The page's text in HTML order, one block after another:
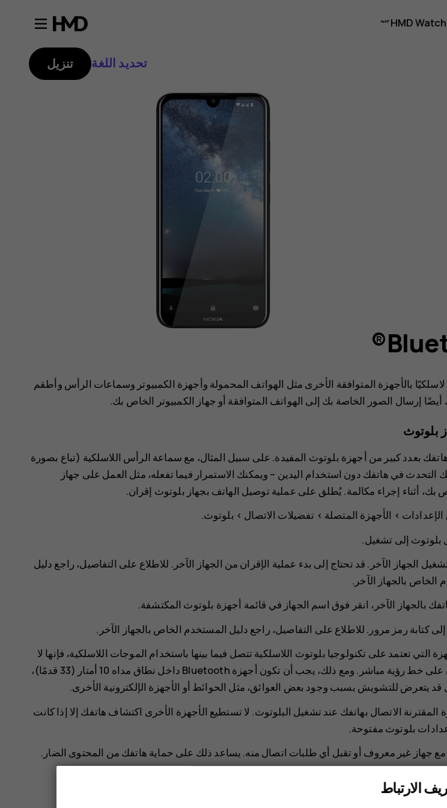
HMD Watch
تحديد اللغة تنزيل
بالأجهزة المتوافقة الأخرى مثل الهواتف المحمولة وأجهزة الكمبيوتر وسماعات الرأس وأطقم
أيضًا إرسال الصور الخاصة بك إلى الهواتف المتوافقة أو جهاز الكمبيوتر الخاص بك.
بلوتوث
بعدد كبير من أجهزة بلوتوث المفيدة. على سبيل المثال، مع سماعة الرأس اللاسلكية (تباع بصورة
التحدث في هاتفك دون استخدام اليدين – ويمكنك الاستمرار فيما تفعله، مثل العمل على جهاز
بك، أثناء إجراء مكالمة. يُطلق على عملية توصيل الهاتف بجهاز بلوتوث إقران.
الإعدادات > الأجهزة المتصلة > تفضيلات الاتصال > بلوتوث.
بلوتوث إلى تشغيل.
الجهاز الآخر. قد تحتاج إلى بدء عملية الإقران من الجهاز الآخر. للاطلاع على التفاصيل، راجع دليل
الخاص بالجهاز الآخر.
بالجهاز الآخر، انقر فوق اسم الجهاز في قائمة أجهزة بلوتوث المكتشفة.
كتابة رمز مرور. للاطلاع على التفاصيل، راجع دليل المستخدم الخاص بالجهاز الآخر.
التي تعتمد على تكنولوجيا بلوتوث اللاسلكية تتصل فيما بينها باستخدام الموجات اللاسلكية، فإنها لا
تحتاج لأن تكون على خط رؤية مباشر. ومع ذلك، يجب أن تكون أجهزة Bluetooth داخل نطاق مداه 10 أمتار (33 قدمًا)،
قد يتعرض للتشويش بسبب وجود بعض العوائق، مثل الحوائط أو الأجهزة الإلكترونية الأخرى.
المقترنة الاتصال بهاتفك عند تشغيل البلوتوث. لا تستطيع الأجهزة الأخرى اكتشاف هاتفك إلا إذا كانت
بلوتوث مفتوحة.
مع جهاز غير معروف أو تقبل أي طلبات اتصال منه. يساعد ذلك على حماية هاتفك من المحتوى الضار.
باستخدام بلوتوث
الارتباط